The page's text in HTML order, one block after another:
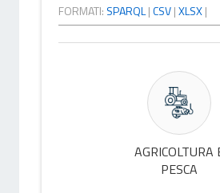
FORMATI: SPARQL|CSV|XLSX|
AGRICOLTURA
PESCA